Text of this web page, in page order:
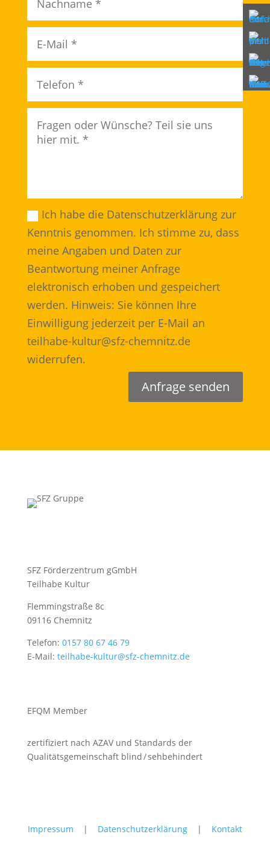
Ich habe die Datenschutzerklärung zur
Kenntnis genommen. Ich stimme zu, dass
meine Angaben und Daten zur
Beantwortung meiner Anfrage
elektronisch erhoben und gespeichert
werden. Hinweis: Sie können Ihre
Einwilligung jederzeit per E-Mail an
teilhabe-kultur@sfz-chemnitz.de
widerrufen.
Anfrage senden
SFZ Förderzentrum gGmbH
Teilhabe Kultur
Flemmingstraße 8c
09116 Chemnitz
Telefon: 0157 80 67 46 79
E-Mail: teilhabe-kultur@sfz-chemnitz.de
EFQM Member
zertifiziert nach AZAV und Standards der
Qualitätsgemeinschaft blind / sehbehindert
Impressum | Datenschutzerklärung | Kontakt